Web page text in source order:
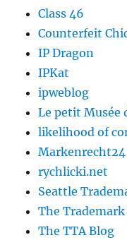
Class 46
Counterfeit
IP Dragon
IPKat
ipweblog
Le petit Musée
likelihood of
Markenrecht24
rychlicki.net
Seattle
The
The TTA Blog